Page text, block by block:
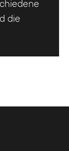
die